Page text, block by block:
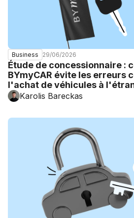
Business 29/06/2026
Étude de concessionnaire :
BYmyCAR évite les erreurs
l'achat de véhicules à
Karolis Bareckas